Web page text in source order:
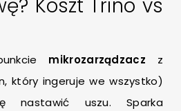
Koszt Trino vs
mikrozarządzacz z
który ingeruje we wszystko)
nastawić uszu. Sparka